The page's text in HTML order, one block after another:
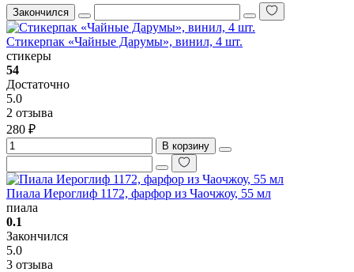
Закончился
Стикерпак «Чайные Дарумы», винил, 4 шт.
стикеры
54
Достаточно
5.0
2 отзыва
280 ₽
В корзину
Пиала Иероглиф 1172, фарфор из Чаочжоу, 55 мл
пиала
0.1
Закончился
5.0
3 отзыва